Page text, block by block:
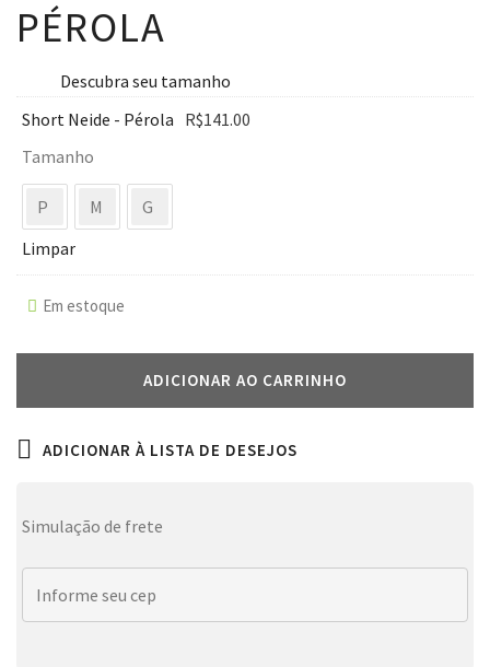
PÉROLA
Descubra seu tamanho
Short Neide - Pérola R$141.00
Tamanho
P M
G
Limpar
Em estoque
ADICIONAR AO CARRINHO
ADICIONAR À LISTA DE DESEJOS
Simulação de frete